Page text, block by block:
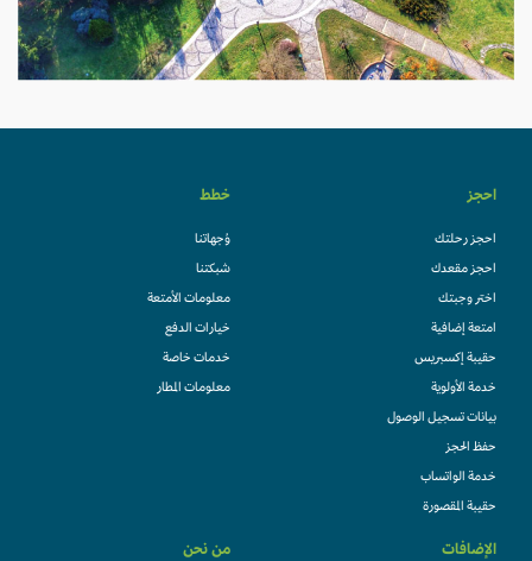
احجز
احجز رحلتك
احجز مقعدك
اختر وجبتك
امتعة إضافية
حقيبة إكسبريس
خدمة الأولوية
بيانات تسجيل الوصول
حفظ الحجز
خدمة الواتساب
حقيبة المقصورة
خطط
وُجهاتنا
شبكتنا
معلومات الأمتعة
خيارات الدفع
خدمات خاصة
معلومات المطار
الإضافات من نحن